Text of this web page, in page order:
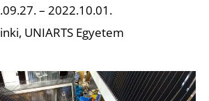
– 2022.10.01.
UNIARTS Egyetem